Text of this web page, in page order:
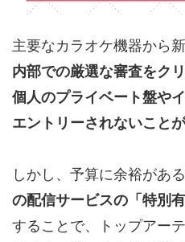
主要なカラオケ機器から
内部での厳選な審査をク
個人のプライベート盤や
エントリーされないこと
しかし、予算に余裕がある
の配信サービスの「特別
することで、トップアー